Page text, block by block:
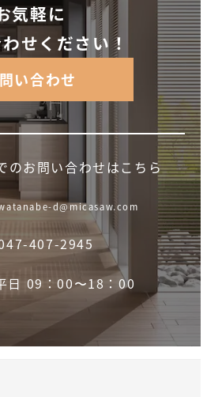
気軽に
せください！
い合わせ
のお問い合わせはこちら
d@micasaw.com
407-2945
日 09：00〜18：00